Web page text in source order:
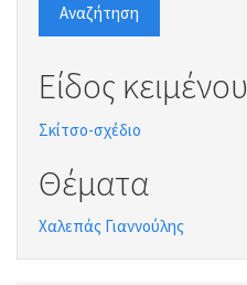
Αναζήτηση
Είδος κειμένου
Σκίτσο-σχέδιο
Θέματα
Χαλεπάς Γιαννούλης